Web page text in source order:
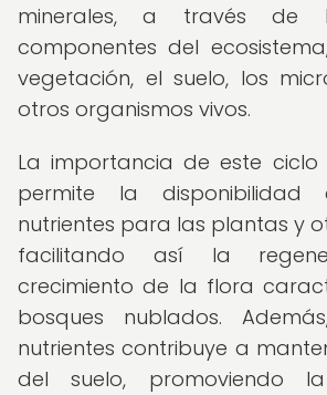
minerales, a través de
componentes del
vegetación, el suelo, los
otros organismos vivos.
La importancia de este
permite la disponibilidad
nutrientes para las plantas y
facilitando así la
crecimiento de la flora
bosques nublados.
nutrientes contribuye a
del suelo, promoviendo